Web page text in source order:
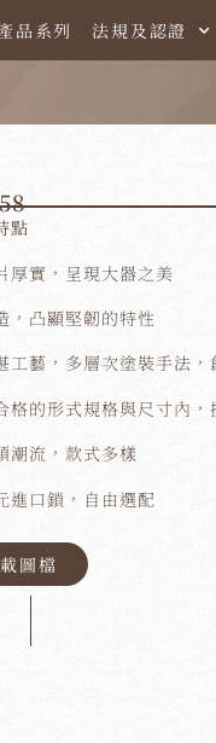
品系列 法規及認證
點
厚實，呈現大器之美
，凸顯堅韌的特性
工藝，多層次塗裝手法
格的形式規格與尺寸內
潮流，款式多樣
進口鎖，自由選配
圖檔